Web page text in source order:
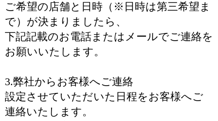
ご希望の店舗と日時（※日時は第三希望ま
で）が決まりましたら、
下記記載のお電話またはメールでご連絡を
お願いいたします。
3.弊社からお客様へご連絡
設定させていただいた日程をお客様へご
連絡いたします。